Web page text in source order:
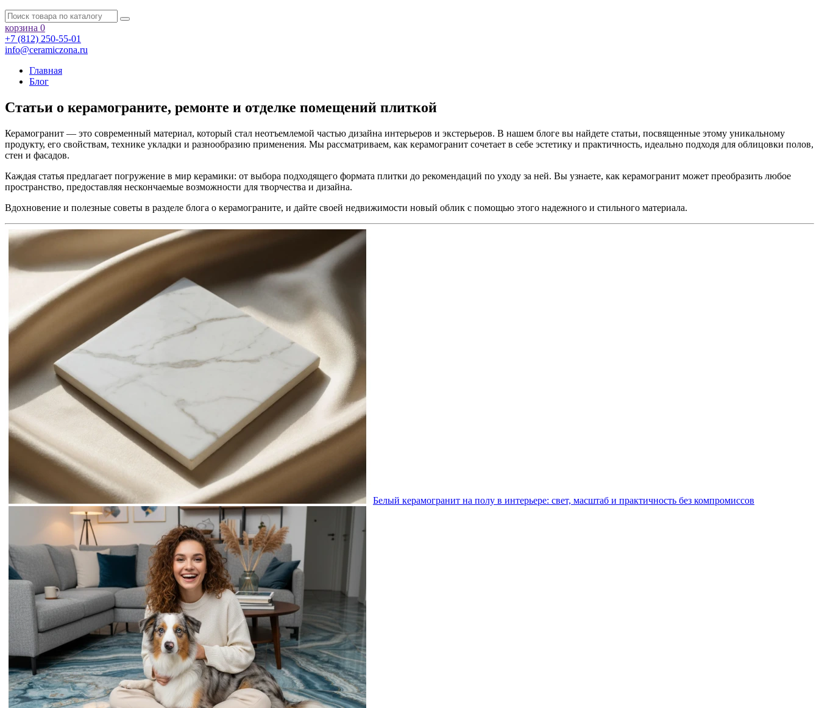
корзина 0
+7 (812) 250-55-01
info@ceramiczona.ru
Главная
Блог
Статьи о керамограните, ремонте и отделке помещений плиткой
Керамогранит — это современный материал, который стал неотъемлемой частью дизайна интерьеров и экстерьеров. В нашем блоге вы найдете статьи, посвященные этому уникальному
продукту, его свойствам, технике укладки и разнообразию применения. Мы рассматриваем, как керамогранит сочетает в себе эстетику и практичность, идеально подходя для облицовки полов,
стен и фасадов.
Каждая статья предлагает погружение в мир керамики: от выбора подходящего формата плитки до рекомендаций по уходу за ней. Вы узнаете, как керамогранит может преобразить любое
пространство, предоставляя нескончаемые возможности для творчества и дизайна.
Вдохновение и полезные советы в разделе блога о керамограните, и дайте своей недвижимости новый облик с помощью этого надежного и стильного материала.
Белый керамогранит на полу в интерьере: свет, масштаб и практичность без компромиссов